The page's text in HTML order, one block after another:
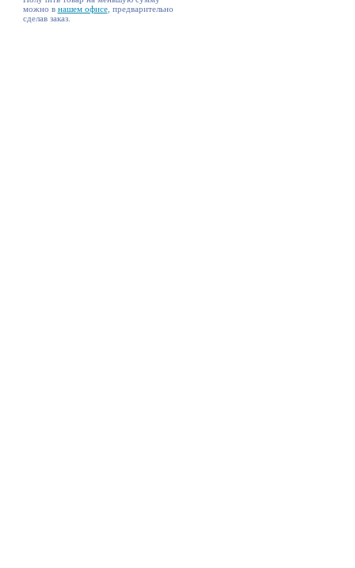
можно в нашем офисе, предварительно
сделав заказ.